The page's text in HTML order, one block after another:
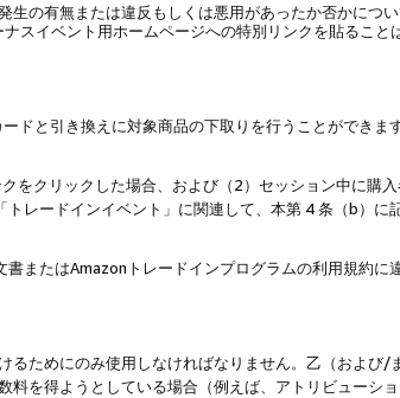
の有無または違反もしくは悪用があったか否かについ
ナスイベント用ホームページへの特別リンクを貼るこ
ドと引き換えに対象商品の下取りを行うことができ
クリックした場合、および（2）セッション中に購
レードインイベント」に関連して、本第 4 条（b）に
またはAmazonトレードインプログラムの利用規約
ためにのみ使用しなければなりません。乙（および
を得ようとしている場合（例えば、アトリビューシ